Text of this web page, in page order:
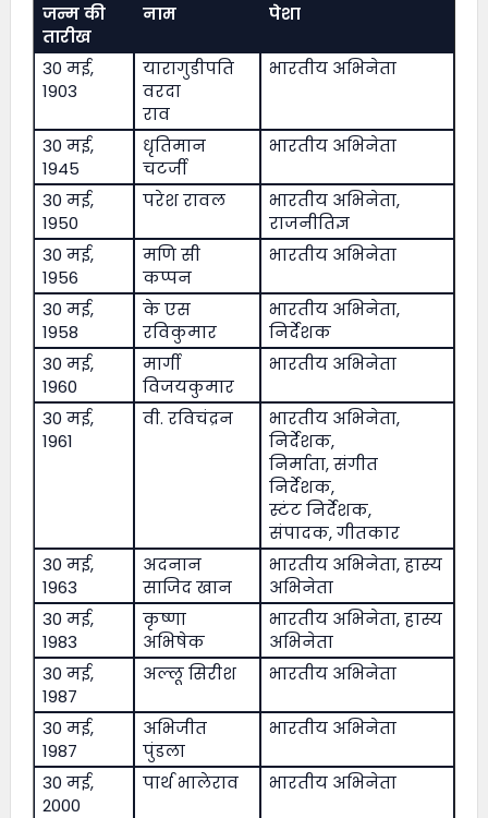
जन्म की
तारीख
नाम पेशा
30 मई,
1903
यारागुडीपति
वरदा
राव
भारतीय अभिनेता
30 मई,
1945
धृतिमान
चटर्जी
भारतीय अभिनेता
30 मई,
1950
परेश रावल
भारतीय अभिनेता,
राजनीतिज्ञ
30 मई,
1956
मणि सी
कप्पन
भारतीय अभिनेता
30 मई,
1958
के एस
रविकुमार
भारतीय अभिनेता,
निर्देशक
30 मई,
1960
मार्गी
विजयकुमार
भारतीय अभिनेता
30 मई,
1961
वी. रविचंद्रन
भारतीय अभिनेता,
निर्देशक,
निर्माता, संगीत
निर्देशक,
स्टंट निर्देशक,
संपादक, गीतकार
30 मई,
1963
अदनान
साजिद खान
भारतीय अभिनेता, हास्य
अभिनेता
30 मई,
1983
कृष्णा
अभिषेक
भारतीय अभिनेता, हास्य
अभिनेता
30 मई,
1987
अल्लू सिरीश भारतीय अभिनेता
30 मई,
1987
अभिजीत
पुंडला
भारतीय अभिनेता
30 मई,
2000
पार्थ भालेराव भारतीय अभिनेता